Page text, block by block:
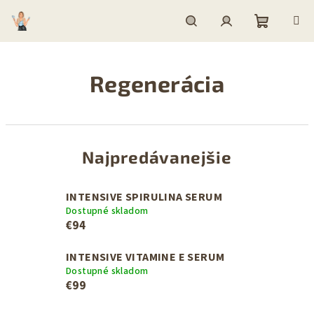
obsah
HľadaťPrihlásenie
Regenerácia
Najpredávanejšie
INTENSIVE SPIRULINA SERUM
Dostupné skladom
€94
INTENSIVE VITAMINE E SERUM
Dostupné skladom
€99